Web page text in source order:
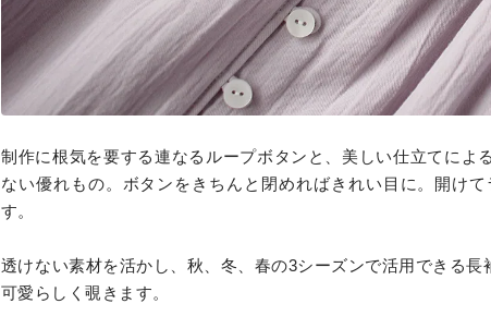
制作に根気を要する連なるループボタンと、美しい仕立てに
ない優れもの。ボタンをきちんと閉めればきれい目に。開け
す。
透けない素材を活かし、秋、冬、春の3シーズンで活用できる
可愛らしく覗きます。